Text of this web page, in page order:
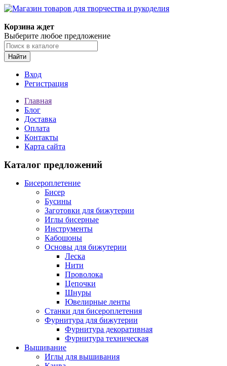
Корзина ждет
Выберите любое предложение
Найти
Вход
Регистрация
Главная
Блог
Доставка
Оплата
Контакты
Карта сайта
Каталог предложений
Бисероплетение
Бисер
Бусины
Заготовки для бижутерии
Иглы бисерные
Инструменты
Кабошоны
Основы для бижутерии
Леска
Нити
Проволока
Цепочки
Шнуры
Ювелирные ленты
Станки для бисероплетения
Фурнитура для бижутерии
Фурнитура декоративная
Фурнитура техническая
Вышивание
Иглы для вышивания